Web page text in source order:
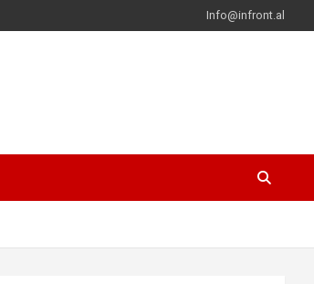
Info@infront.al